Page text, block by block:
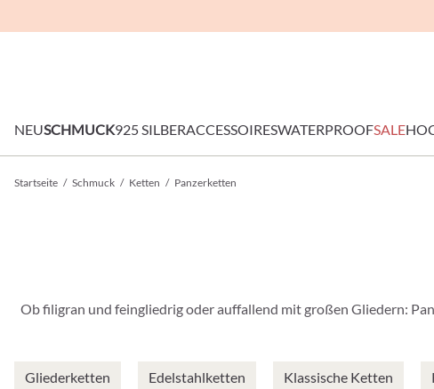
NEUSCHMUCK925 SILBERACCESSOIRESWATERPROOFSALE
Startseite / Schmuck / Ketten / Panzerketten
Ob filigran und feingliedrig oder auffallend mit großen Gliedern:
Gliederketten Edelstahlketten Klassische Ketten